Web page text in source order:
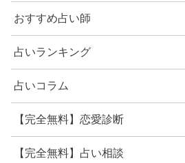
おすすめ占い師
占いランキング
占いコラム
【完全無料】恋愛診断
【完全無料】占い相談